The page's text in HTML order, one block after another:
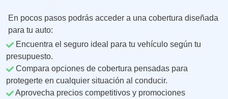
En pocos pasos podrás acceder a una cobertura diseñada
para tu auto:
Encuentra el seguro ideal para tu vehículo según tu
presupuesto.
Compara opciones de cobertura pensadas para
protegerte en cualquier situación al conducir.
Aprovecha precios competitivos y promociones